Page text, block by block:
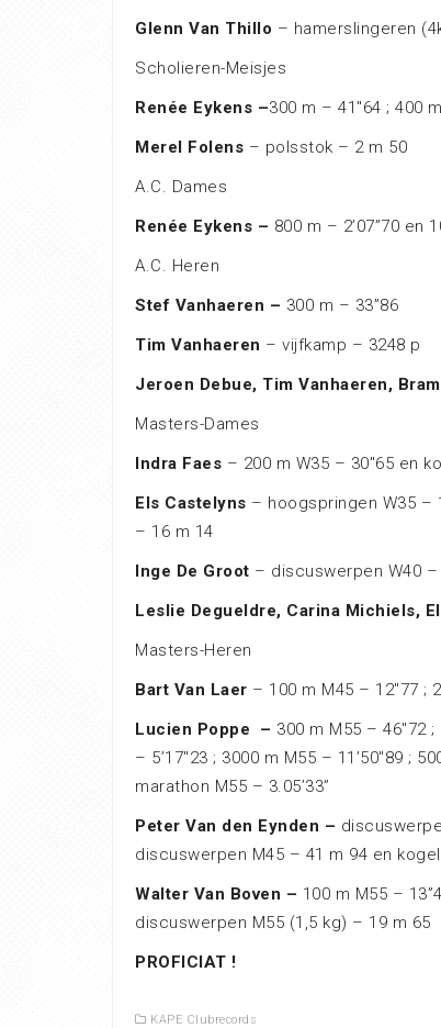
Glenn Van Thillo – hamerslingeren
Scholieren-Meisjes
Renée Eykens –300 m – 41″64 ; 400
Merel Folens – polsstok – 2 m 50
A.C. Dames
Renée Eykens – 800 m – 2’07”70 en
A.C. Heren
Stef Vanhaeren – 300 m – 33”86
Tim Vanhaeren – vijfkamp – 3248 p
Jeroen Debue, Tim Vanhaeren,
Masters-Dames
Indra Faes – 200 m W35 – 30″65 en
Els Castelyns – hoogspringen W35 –
– 16 m 14
Inge De Groot – discuswerpen W40 –
Leslie Degueldre, Carina Michiels,
Masters-Heren
Bart Van Laer – 100 m M45 – 12″77 ;
Lucien Poppe – 300 m M55 – 46″72 ;
– 5’17″23 ; 3000 m M55 – 11’50″89 ;
marathon M55 – 3.05’33”
Peter Van den Eynden –
discuswerpen M45 – 41 m 94 en
Walter Van Boven – 100 m M55 –
discuswerpen M55 (1,5 kg) – 19 m 65
PROFICIAT !
KAPE Clubrecords